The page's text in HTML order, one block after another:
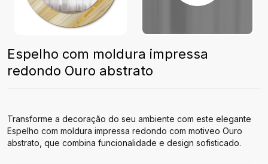
Espelho com moldura impressa
redondo Ouro abstrato
Transforme a decoração do seu ambiente com este elegante
Espelho com moldura impressa redondo com motiveo Ouro
abstrato, que combina funcionalidade e design sofisticado.